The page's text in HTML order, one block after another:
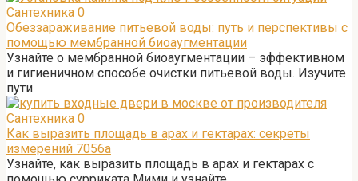
Сантехника 0
Обеззараживание питьевой воды: путь и перспективы с
помощью мембранной биоаугментации
Узнайте о мембранной биоаугментации – эффективном
и гигиеничном способе очистки питьевой воды. Изучите
пути
Сантехника 0
Как выразить площадь в арах и гектарах: секреты
измерений 7056а
Узнайте, как выразить площадь в арах и гектарах с